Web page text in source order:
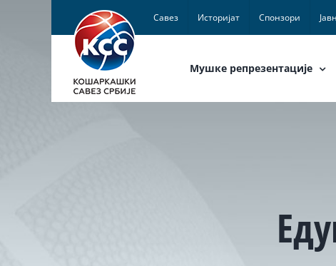
Савез Историјат Спонзори
Мушке репрезентације